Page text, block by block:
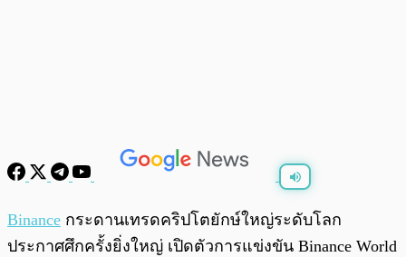
0:00
Binance กระดานเทรดคริปโตยักษ์ใหญ่ระดับโลก
ประกาศศึกครั้งยิ่งใหญ่ เปิดตัวการแข่งขัน Binance World